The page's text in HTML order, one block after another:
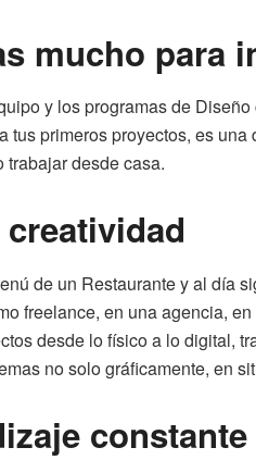
mucho para
y los programas de
tus primeros proyectos, es
trabajar desde casa.
de un Restaurante y al día
freelance, en una agencia,
desde lo físico a lo digital,
no solo gráficamente, en
constante